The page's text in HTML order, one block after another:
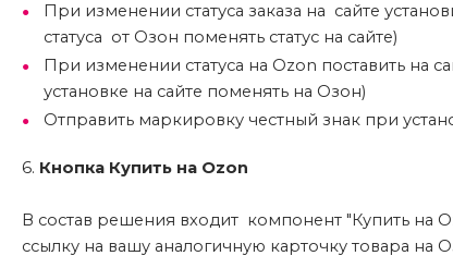
При изменении статуса заказа на сайте
статуса от Озон поменять статус на сайте)
При изменении статуса на Ozon поставить на
установке на сайте поменять на Озон)
Отправить маркировку честный знак при
6. Кнопка Купить на Ozon
В состав решения входит компонент "Купить на
ссылку на вашу аналогичную карточку товара на